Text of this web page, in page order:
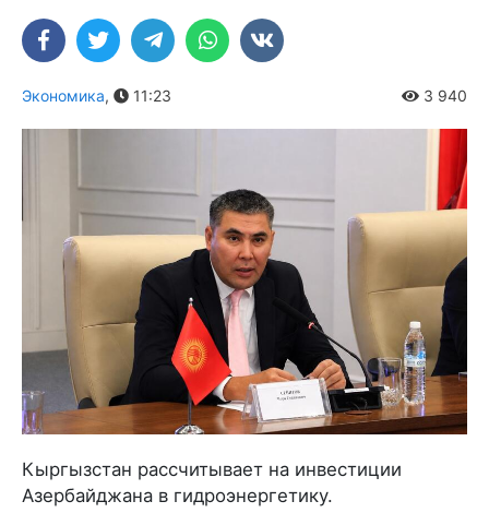
Экономика, 11:23 3 940
Кыргызстан рассчитывает на инвестиции
Азербайджана в гидроэнергетику.